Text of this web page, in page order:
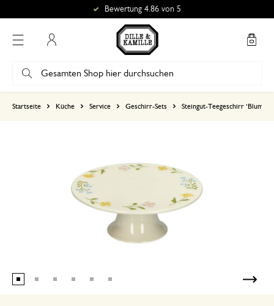
Bewertung 4.86 von 5
Startseite Küche Service Geschirr-Sets Steingut-Teegeschirr ‘Blumen’